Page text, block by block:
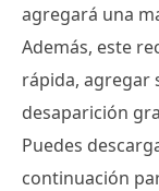
agregará una
Además, este
rápida, agregar
desaparición
Puedes
continuación